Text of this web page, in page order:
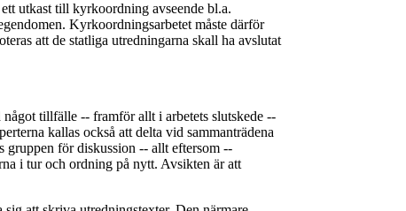
utkast till kyrkoordning avseende bl.a.
Kyrkoordningsarbetet måste därför
att de statliga utredningarna skall ha avslutat
något tillfälle -- framför allt i arbetets slutskede --
kallas också att delta vid sammanträdena
gruppen för diskussion -- allt eftersom --
i tur och ordning på nytt. Avsikten är att